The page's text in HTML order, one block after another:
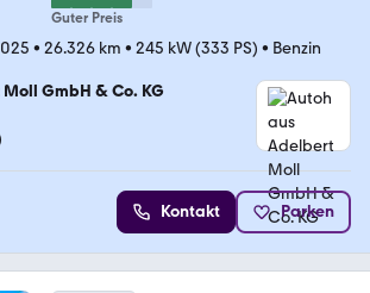
Guter Preis
• 26.326 km • 245 kW (333 PS) • Benzin
GmbH & Co. KG
Kontakt Parken